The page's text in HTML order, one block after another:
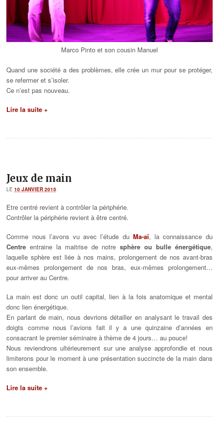
Marco Pinto et son cousin Manuel
Quand une société a des problèmes, elle crée un mur pour se protéger,
se refermer et s’isoler.
Ce n’est pas nouveau.
Lire la suite +
Jeux de main
LE10 JANVIER 2015
Etre centré revient à contrôler la périphérie.
Contrôler la périphérie revient à être centré.
Comme nous l’avons vu avec l’étude du Ma-aï, la connaissance du
Centre entraine la maitrise de notresphère ou bulle énergétique,
laquelle sphère est liée à nos mains, prolongement de nos avant-bras
eux-mêmes prolongement de nos bras, eux-mêmes prolongement…
pour arriver au Centre.
La main est donc un outil capital, lien à la fois anatomique et mental
donc lien énergétique.
En parlant de main, nous devrions détailler en analysant le travail des
doigts comme nous l’avions fait il y a une quinzaine d’années en
consacrant le premier séminaire à thème de 4 jours… au pouce!
Nous reviendrons ultérieurement sur une analyse approfondie et nous
limiterons pour le moment à une présentation succincte de la main dans
son ensemble.
Lire la suite +